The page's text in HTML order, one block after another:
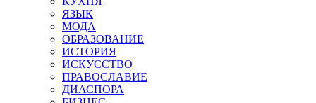
ЯЗЫК
МОДА
ОБРАЗОВАНИЕ
ИСТОРИЯ
ИСКУССТВО
ПРАВОСЛАВИЕ
ДИАСПОРА